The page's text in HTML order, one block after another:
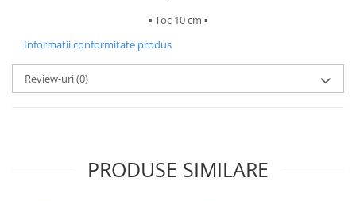
▪︎ Toc 10 cm ▪︎
Informatii conformitate produs
Review-uri(0)
PRODUSE SIMILARE